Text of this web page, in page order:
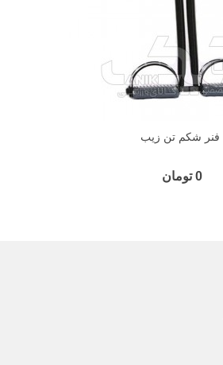
فنر شکم تن زیب
0 تومان